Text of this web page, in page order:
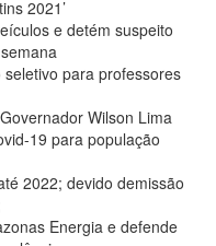
2021’
e detém suspeito
para professores
Wilson Lima
19 para população
2022; devido demissão
Energia e defende